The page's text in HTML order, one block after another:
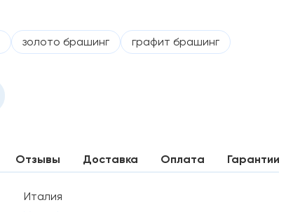
золото брашинг графит брашинг
Отзывы Доставка Оплата Гарантии
Италия